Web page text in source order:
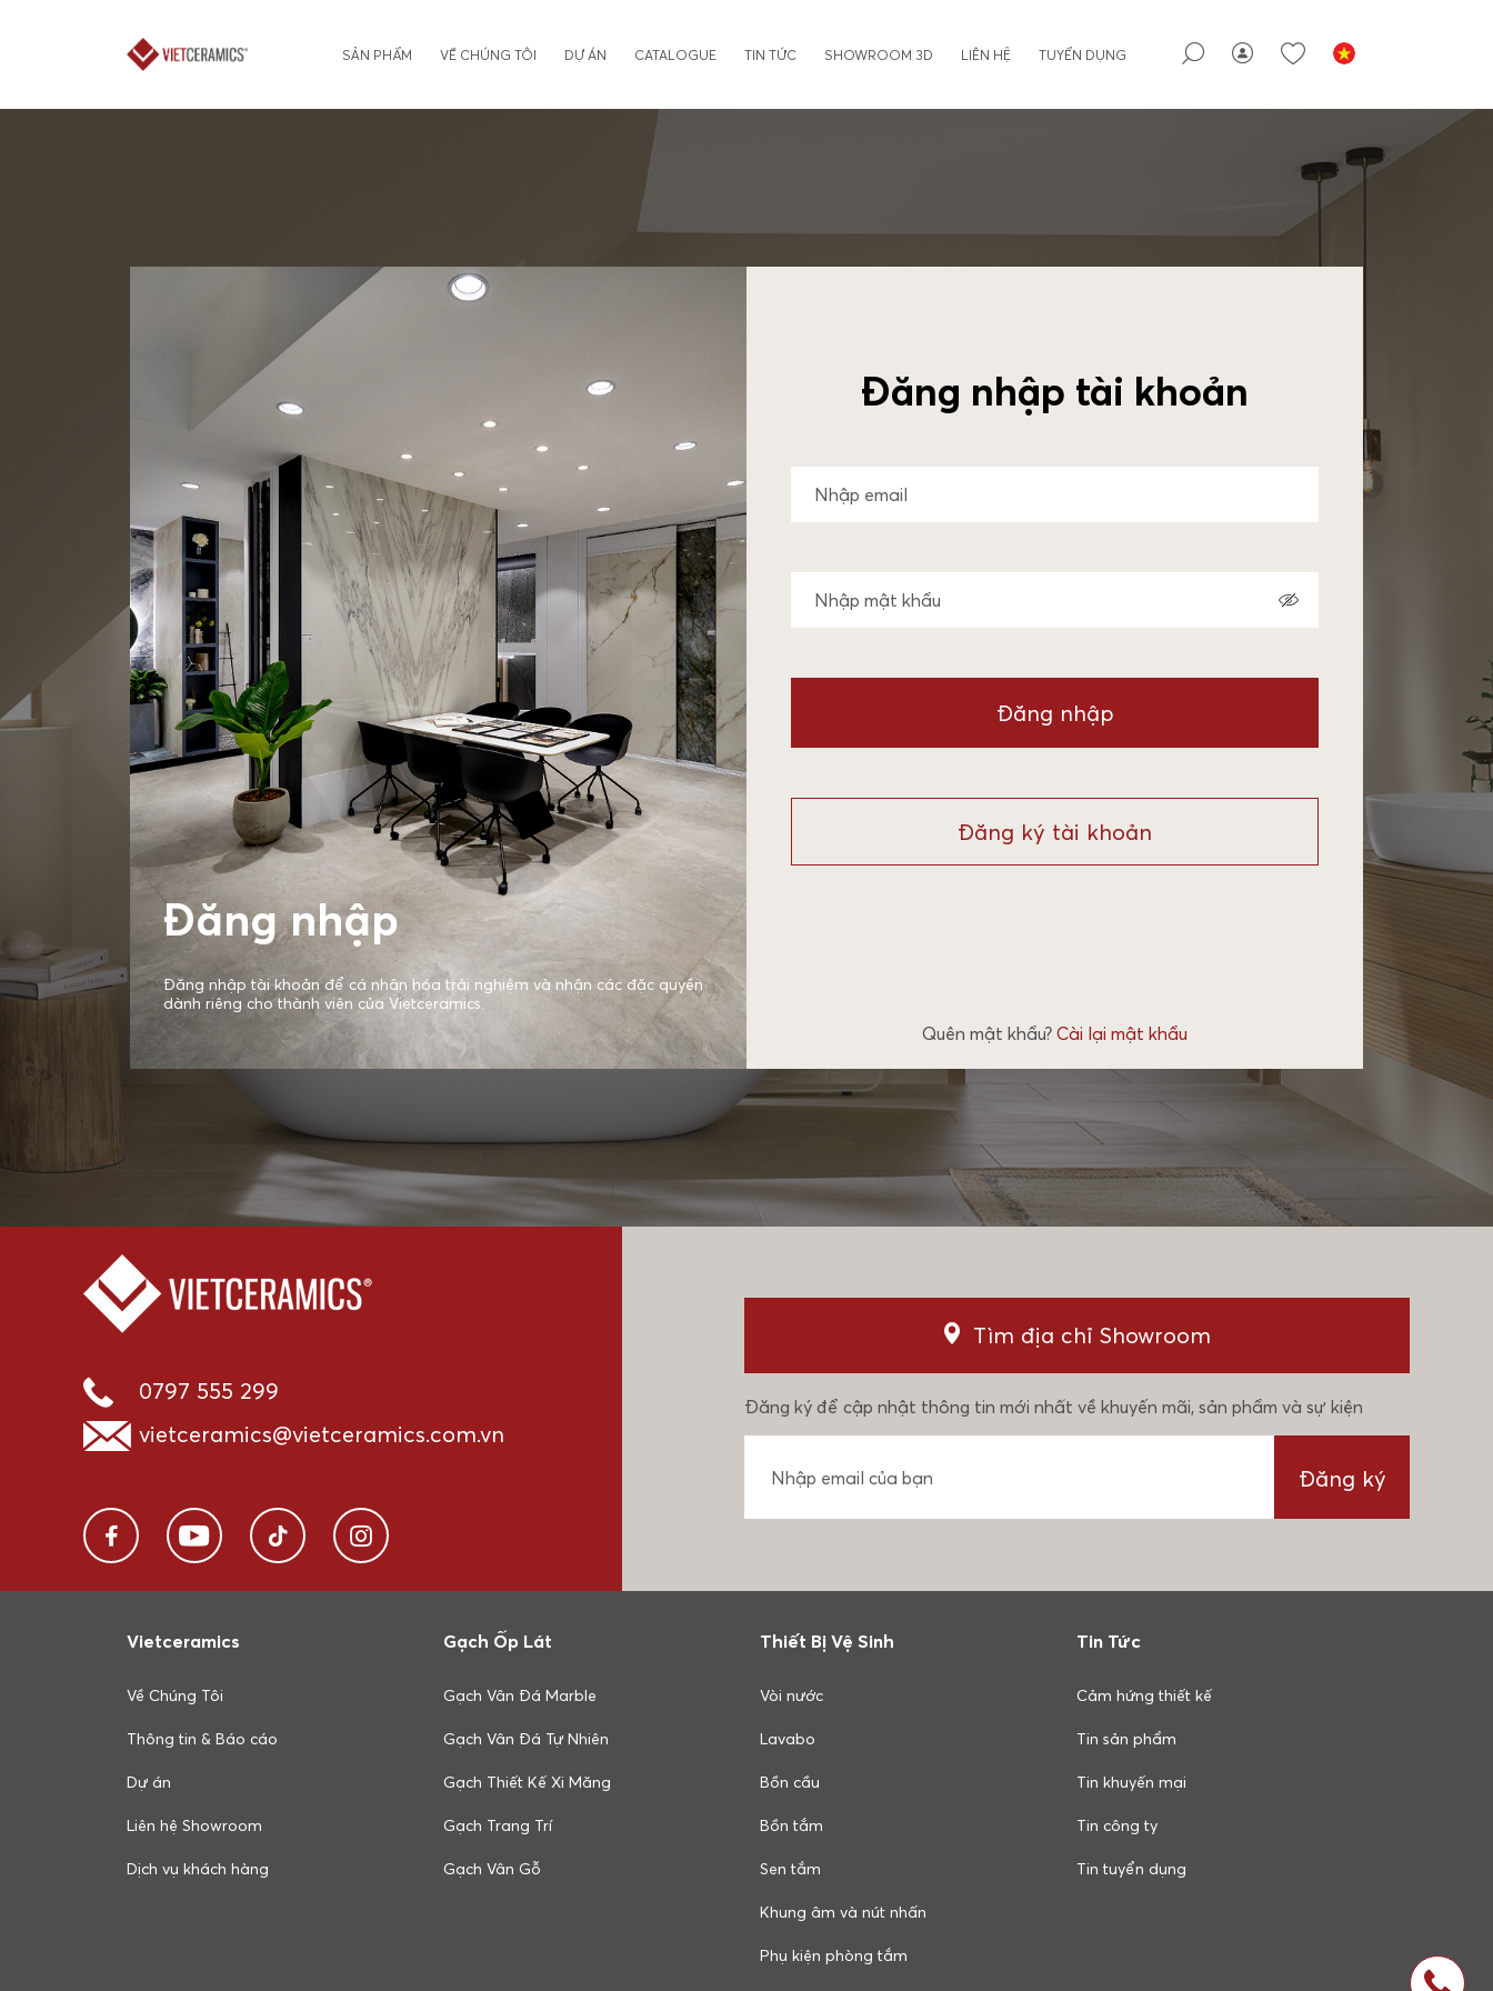
SẢN PHẨM VỀ CHÚNG TÔI DỰ ÁN CATALOGUE TIN TỨC SHOWROOM 3D LIÊN HỆ TUYỂN DỤNG
Đăng nhập
Đăng nhập tài khoản để cá nhân hóa trải nghiệm và nhận các đặc quyền
dành riêng cho thành viên của Vietceramics.
Đăng nhập tài khoản
Đăng nhập
Đăng ký tài khoản
Quên mật khẩu? Cài lại mật khẩu
0797 555 299
vietceramics@vietceramics.com.vn
Tìm địa chỉ Showroom
Đăng ký để cập nhật thông tin mới nhất về khuyến mãi, sản phẩm và sự kiện
Đăng ký
Vietceramics
Về Chúng Tôi
Thông tin & Báo cáo
Dự án
Liên hệ Showroom
Dịch vụ khách hàng
Gạch Ốp Lát
Gạch Vân Đá Marble
Gạch Vân Đá Tự Nhiên
Gạch Thiết Kế Xi Măng
Gạch Trang Trí
Gạch Vân Gỗ
Thiết Bị Vệ Sinh
Vòi nước
Lavabo
Bồn cầu
Bồn tắm
Sen tắm
Khung âm và nút nhấn
Phụ kiện phòng tắm
Tin Tức
Cảm hứng thiết kế
Tin sản phẩm
Tin khuyến mại
Tin công ty
Tin tuyển dụng